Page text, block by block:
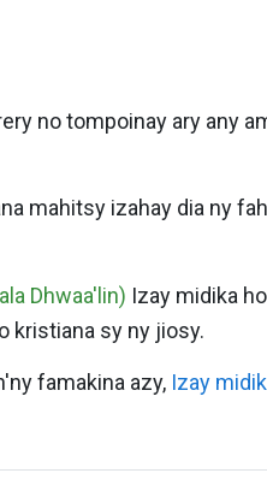
no tompoinay ary any
mahitsy izahay dia ny
Dhwaa'lin) Izay midika
kristiana sy ny jiosy.
famakina azy, Izay